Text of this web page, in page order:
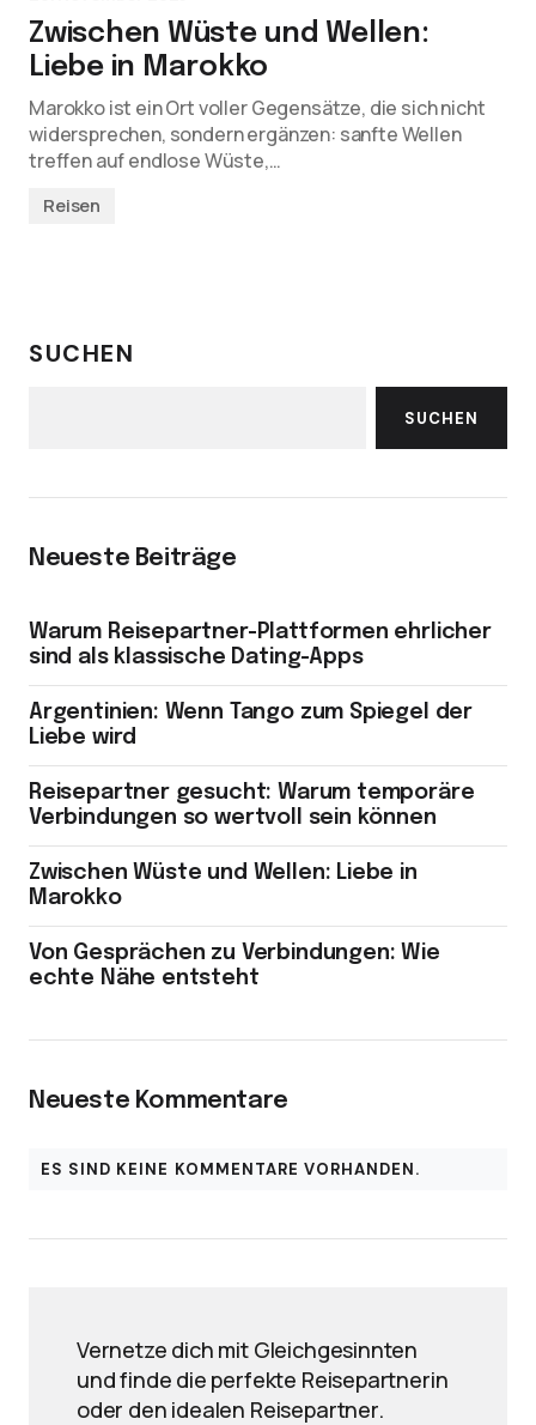
Zwischen Wüste und Wellen:
Liebe in Marokko
Marokko ist ein Ort voller Gegensätze, die sich nicht
widersprechen, sondern ergänzen: sanfte Wellen
treffen auf endlose Wüste,…
Reisen
SUCHEN
SUCHEN
Neueste Beiträge
Warum Reisepartner-Plattformen ehrlicher
sind als klassische Dating-Apps
Argentinien: Wenn Tango zum Spiegel der
Liebe wird
Reisepartner gesucht: Warum temporäre
Verbindungen so wertvoll sein können
Zwischen Wüste und Wellen: Liebe in
Marokko
Von Gesprächen zu Verbindungen: Wie
echte Nähe entsteht
Neueste Kommentare
ES SIND KEINE KOMMENTARE VORHANDEN.
Vernetze dich mit Gleichgesinnten
und finde die perfekte Reisepartnerin
oder den idealen Reisepartner.